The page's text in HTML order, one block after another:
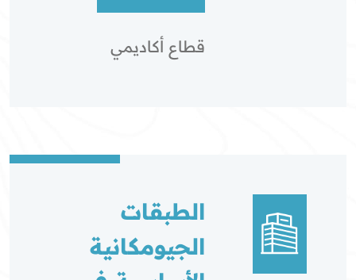
قطاع أكاديمي
الطبقات
الجيومكانية